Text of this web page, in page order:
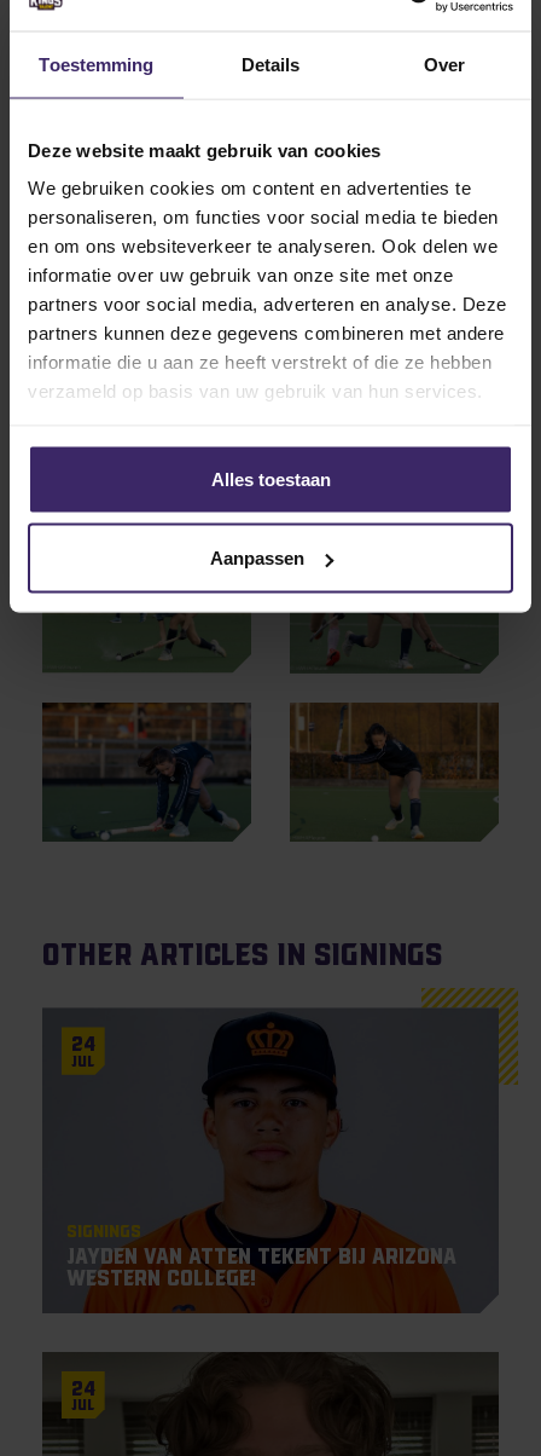
Toestemming Details Over
Deze website maakt gebruik van cookies
We gebruiken cookies om content en advertenties te
personaliseren, om functies voor social media te bieden
en om ons websiteverkeer te analyseren. Ook delen we
informatie over uw gebruik van onze site met onze
partners voor social media, adverteren en analyse. Deze
partners kunnen deze gegevens combineren met andere
informatie die u aan ze heeft verstrekt of die ze hebben
verzameld op basis van uw gebruik van hun services.
Alles toestaan
Aanpassen
University of Louisville. De universiteit staat bekend
faciliteiten voor student-atleten. Met Bakker haalt
Louisville een veelzijdige speelster binnen die zowel
kan. Haar atletisch vermogen, wedstrijdmentaliteit en
ervaring als aanvoerder zorgen ervoor dat zij een
belangrijke bijdrage kan leveren binnen een team.
Daarnaast onderscheidt zij zich door haar werklust,
leiderschap en de energie die zij iedere training en
wedstrijd meebrengt. Eigenschappen die perfect
aansluiten bij de uitdagingen die haar in de Verenigde
Staten te wachten staan.
Wij wensen Daantje heel veel plezier en succes bij
University of Louisville!
Other articles in Signings
24
Jul
Signings
Jayden Van Atten tekent bij Arizona
Western College!
24
Jul